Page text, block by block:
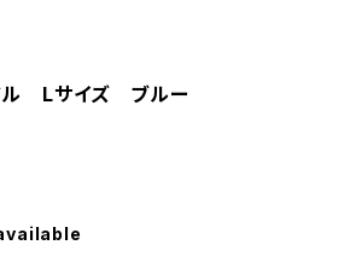
ル Lサイズ ブルー